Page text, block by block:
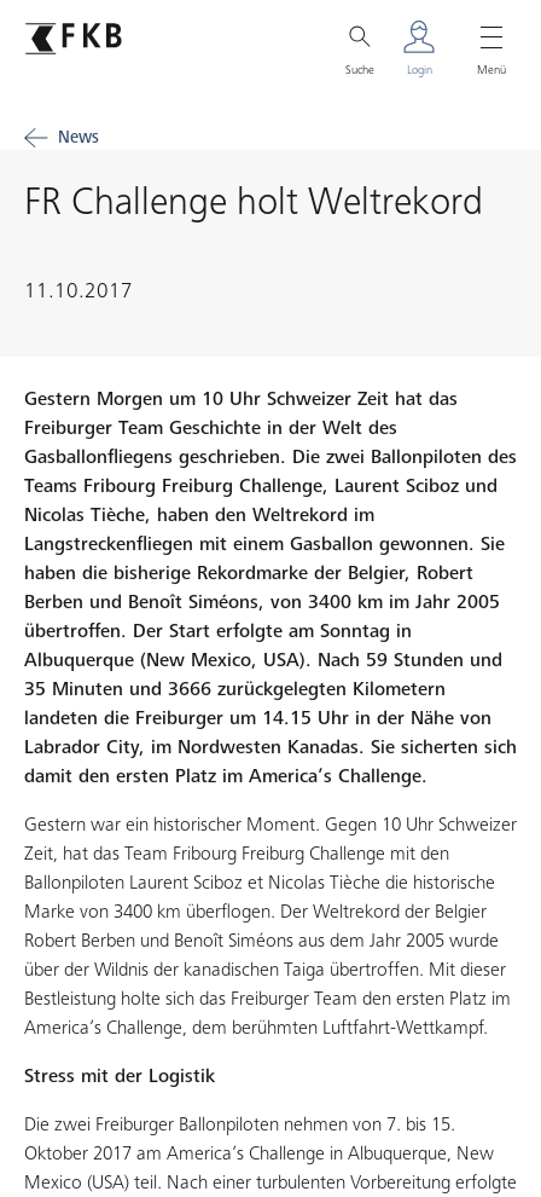
Suche Login Menü
News
FR Challenge holt Weltrekord
11.10.2017
Gestern Morgen um 10 Uhr Schweizer Zeit hat das
Freiburger Team Geschichte in der Welt des
Gasballonfliegens geschrieben. Die zwei Ballonpiloten des
Teams Fribourg Freiburg Challenge, Laurent Sciboz und
Nicolas Tièche, haben den Weltrekord im
Langstreckenfliegen mit einem Gasballon gewonnen. Sie
haben die bisherige Rekordmarke der Belgier, Robert
Berben und Benoît Siméons, von 3400 km im Jahr 2005
übertroffen. Der Start erfolgte am Sonntag in
Albuquerque (New Mexico, USA). Nach 59 Stunden und
35 Minuten und 3666 zurückgelegten Kilometern
landeten die Freiburger um 14.15 Uhr in der Nähe von
Labrador City, im Nordwesten Kanadas. Sie sicherten sich
damit den ersten Platz im America’s Challenge.
Gestern war ein historischer Moment. Gegen 10 Uhr Schweizer
Zeit, hat das Team Fribourg Freiburg Challenge mit den
Ballonpiloten Laurent Sciboz et Nicolas Tièche die historische
Marke von 3400 km überflogen. Der Weltrekord der Belgier
Robert Berben und Benoît Siméons aus dem Jahr 2005 wurde
über der Wildnis der kanadischen Taiga übertroffen. Mit dieser
Bestleistung holte sich das Freiburger Team den ersten Platz im
America’s Challenge, dem berühmten Luftfahrt-Wettkampf.
Stress mit der Logistik
Die zwei Freiburger Ballonpiloten nehmen von 7. bis 15.
Oktober 2017 am America’s Challenge in Albuquerque, New
Mexico (USA) teil. Nach einer turbulenten Vorbereitung erfolgte